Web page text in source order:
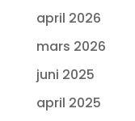
april 2026
mars 2026
juni 2025
april 2025